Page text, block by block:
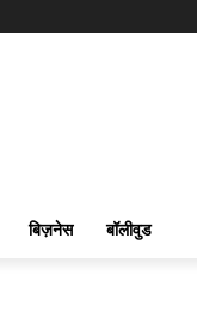
बिज़नेस बॉलीवुड